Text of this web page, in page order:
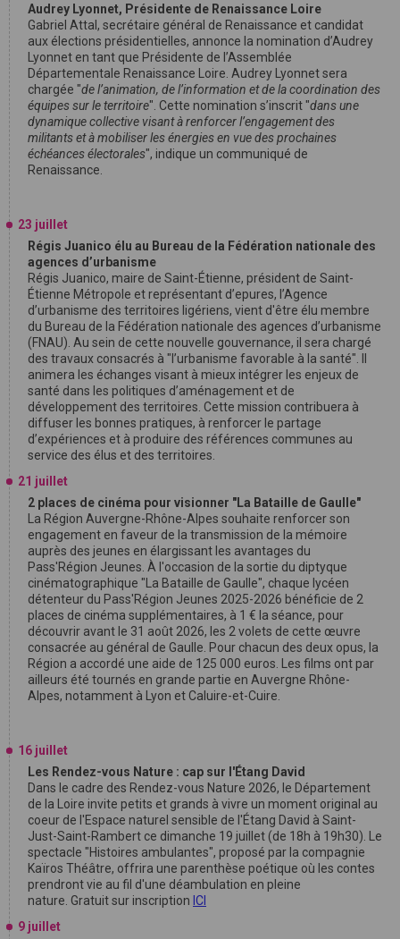
Audrey Lyonnet, Présidente de Renaissance Loire
Gabriel Attal, secrétaire général de Renaissance et candidat
aux élections présidentielles, annonce la nomination d’Audrey
Lyonnet en tant que Présidente de l’Assemblée
Départementale Renaissance Loire. Audrey Lyonnet sera
chargée "de l’animation, de l’information et de la coordination des
équipes sur le territoire". Cette nomination s’inscrit "dans une
dynamique collective visant à renforcer l’engagement des
militants et à mobiliser les énergies en vue des prochaines
échéances électorales", indique un communiqué de
Renaissance.
23 juillet
Régis Juanico élu au Bureau de la Fédération nationale des
agences d’urbanisme
Régis Juanico, maire de Saint-Étienne, président de Saint-
Étienne Métropole et représentant d’epures, l’Agence
d’urbanisme des territoires ligériens, vient d'être élu membre
du Bureau de la Fédération nationale des agences d’urbanisme
(FNAU). Au sein de cette nouvelle gouvernance, il sera chargé
des travaux consacrés à "l’urbanisme favorable à la santé". Il
animera les échanges visant à mieux intégrer les enjeux de
santé dans les politiques d’aménagement et de
développement des territoires. Cette mission contribuera à
diffuser les bonnes pratiques, à renforcer le partage
d’expériences et à produire des références communes au
service des élus et des territoires.
21 juillet
2 places de cinéma pour visionner "La Bataille de Gaulle"
La Région Auvergne-Rhône-Alpes souhaite renforcer son
engagement en faveur de la transmission de la mémoire
auprès des jeunes en élargissant les avantages du
Pass'Région Jeunes. À l'occasion de la sortie du diptyque
cinématographique "La Bataille de Gaulle", chaque lycéen
détenteur du Pass'Région Jeunes 2025-2026 bénéficie de 2
places de cinéma supplémentaires, à 1 € la séance, pour
découvrir avant le 31 août 2026, les 2 volets de cette œuvre
consacrée au général de Gaulle. Pour chacun des deux opus, la
Région a accordé une aide de 125 000 euros. Les films ont par
ailleurs été tournés en grande partie en Auvergne Rhône-
Alpes, notamment à Lyon et Caluire-et-Cuire.
16 juillet
Les Rendez-vous Nature : cap sur l'Étang David
Dans le cadre des Rendez-vous Nature 2026, le Département
de la Loire invite petits et grands à vivre un moment original au
coeur de l'Espace naturel sensible de l'Étang David à Saint-
Just-Saint-Rambert ce dimanche 19 juillet (de 18h à 19h30). Le
spectacle "Histoires ambulantes", proposé par la compagnie
Kaïros Théâtre, offrira une parenthèse poétique où les contes
prendront vie au fil d'une déambulation en pleine
nature. Gratuit sur inscription ICI
9 juillet